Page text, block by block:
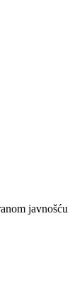
javnošću